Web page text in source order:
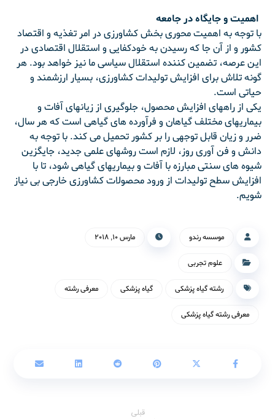
اهمیت و جایگاه در جامعه
با توجه به اهمیت محوری بخش کشاورزی در امر تغذیه و اقتصاد
کشور و از آن جا که رسیدن به خودکفایی و استقلال اقتصادی در
این عرصه، تضمین کننده استقلال سیاسی ما نیز خواهد بود. هر
گونه تلاش برای افزایش تولیدات کشاورزی، بسیار ارزشمند و
حیاتی است.
یکی از راههای افزایش محصول، جلوگیری از زیانهای آفات و
بیماریهای مختلف گیاهان و فرآورده های گیاهی است که هر سال،
ضرر و زیان قابل توجهی را بر کشور تحمیل می کند. با توجه به
دانش و فن آوری روز، لازم است روشهای علمی جدید، جایگزین
شیوه های سنتی مبارزه با آفات و بیماریهای گیاهی شود، تا با
افزایش سطح تولیدات از ورود محصولات کشاورزی خارجی بی نیاز
شویم.
موسسه رندو مارس ۱۰, ۲۰۱۸
علوم تجربی
رشته گیاه پزشکی گیاه پزشکی معرفی رشته
معرفی رشته گیاه پزشکی
قبلی